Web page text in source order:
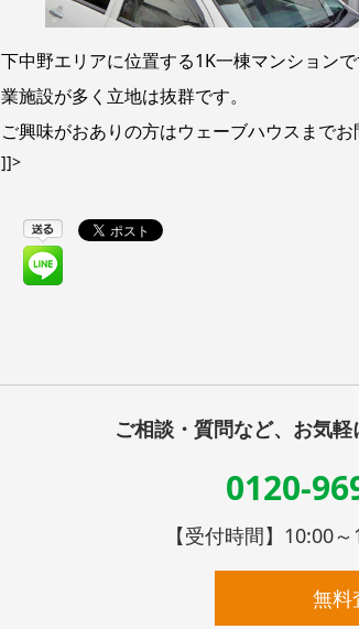
下中野エリアに位置する1K一棟マンション
業施設が多く立地は抜群です。
ご興味がおありの方はウェーブハウスまでお
]]>
ご相談・質問など、お気軽
0120-
【受付時間】10:00
無料